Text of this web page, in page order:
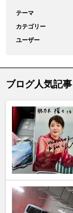
テーマ
カテゴリー
ユーザー
ブログ人気記事